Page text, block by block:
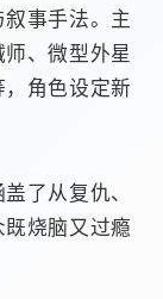
事手法。主
、微型外星
角色设定新
了从复仇、
烧脑又过瘾